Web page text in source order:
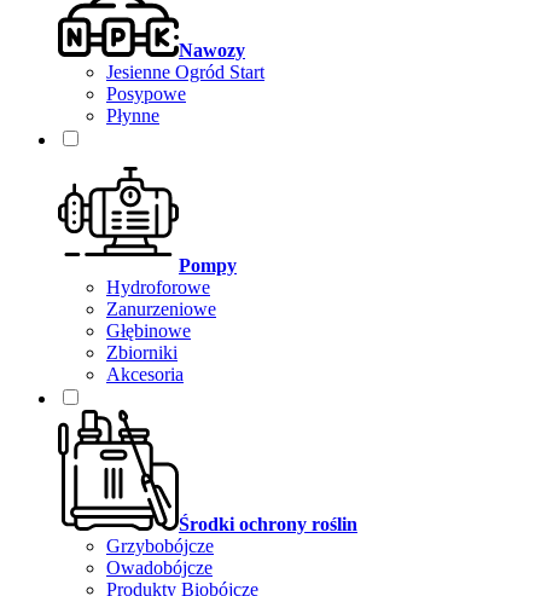
Nawozy
Jesienne Ogród Start
Posypowe
Płynne
Pompy
Hydroforowe
Zanurzeniowe
Głębinowe
Zbiorniki
Akcesoria
Środki ochrony roślin
Grzybobójcze
Owadobójcze
Produkty Biobójcze